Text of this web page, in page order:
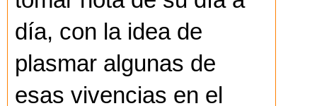
día, con la idea de
plasmar algunas de
esas vivencias en el